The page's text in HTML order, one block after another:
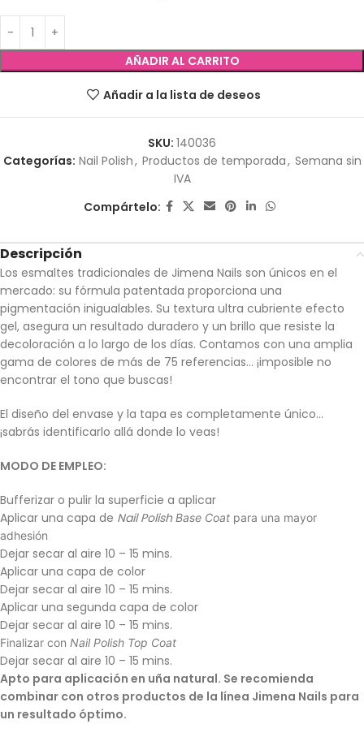
AÑADIR AL CARRITO
Añadir a la lista de deseos
SKU: 140036
Categorías: Nail Polish, Productos de temporada, Semana sin
IVA
Compártelo:
Descripción
Los esmaltes tradicionales de Jimena Nails son únicos en el
mercado: su fórmula patentada proporciona una
pigmentación inigualables. Su textura ultra cubriente efecto
gel, asegura un resultado duradero y un brillo que resiste la
decoloración a lo largo de los días. Contamos con una amplia
gama de colores de más de 75 referencias… ¡imposible no
encontrar el tono que buscas!
El diseño del envase y la tapa es completamente único…
¡sabrás identificarlo allá donde lo veas!
MODO DE EMPLEO:
Bufferizar o pulir la superficie a aplicar
Aplicar una capa de Nail Polish Base Coat para una mayor
adhesión
Dejar secar al aire 10 – 15 mins.
Aplicar una capa de color
Dejar secar al aire 10 – 15 mins.
Aplicar una segunda capa de color
Dejar secar al aire 10 – 15 mins.
Finalizar con Nail Polish Top Coat
Dejar secar al aire 10 – 15 mins.
Apto para aplicación en uña natural. Se recomienda
combinar con otros productos de la línea Jimena Nails para
un resultado óptimo.